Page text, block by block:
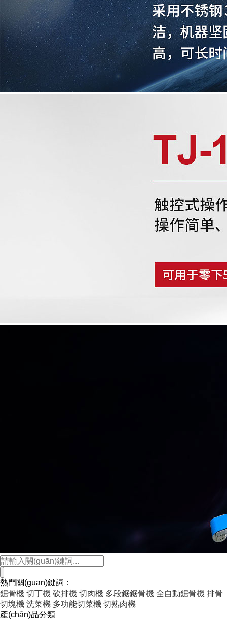
熱門關(guān)鍵詞：
鋸骨機 切丁機 砍排機 切肉機 多段鋸鋸骨機 全自動鋸骨機 排骨
切塊機 洗菜機 多功能切菜機 切熟肉機
產(chǎn)品分類